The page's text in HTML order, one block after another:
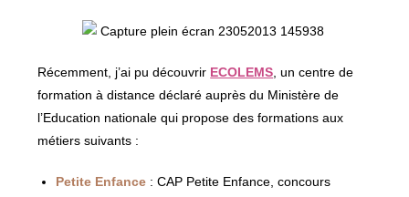
Récemment, j’ai pu découvrir ECOLEMS , un centre de
formation à distance déclaré auprès du Ministère de
l’Education nationale qui propose des formations aux
métiers suivants :
Petite Enfance : CAP Petite Enfance, concours